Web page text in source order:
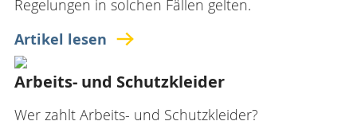
Regelungen in solchen Fällen gelten.
Artikel lesen
Arbeits- und Schutzkleider
Wer zahlt Arbeits- und Schutzkleider?